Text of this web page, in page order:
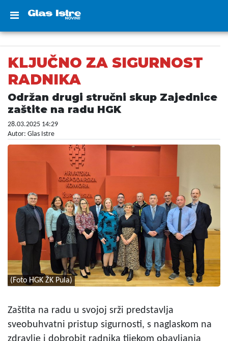
KLJUČNO ZA SIGURNOST
RADNIKA
Održan drugi stručni skup Zajednice
zaštite na radu HGK
28.03.2025 14:29
Autor: Glas Istre
(Foto HGK ŽK Pula)
Zaštita na radu u svojoj srži predstavlja
sveobuhvatni pristup sigurnosti, s naglaskom na
zdravlje i dobrobit radnika tijekom obavljanja